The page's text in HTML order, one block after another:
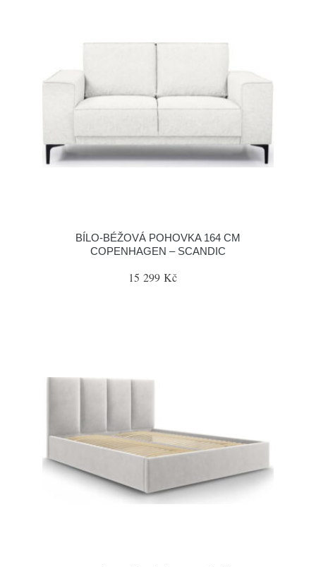
BÍLO-BÉŽOVÁ POHOVKA 164 CM
COPENHAGEN – SCANDIC
15 299 Kč